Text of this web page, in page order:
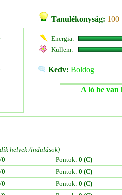
Tanulékonyság: 100
Energia:
Küllem:
Kedv: Boldog
A ló be van
helyek /indulások)
0 Pontok: 0 (C)
0 Pontok: 0 (C)
0 Pontok: 0 (C)